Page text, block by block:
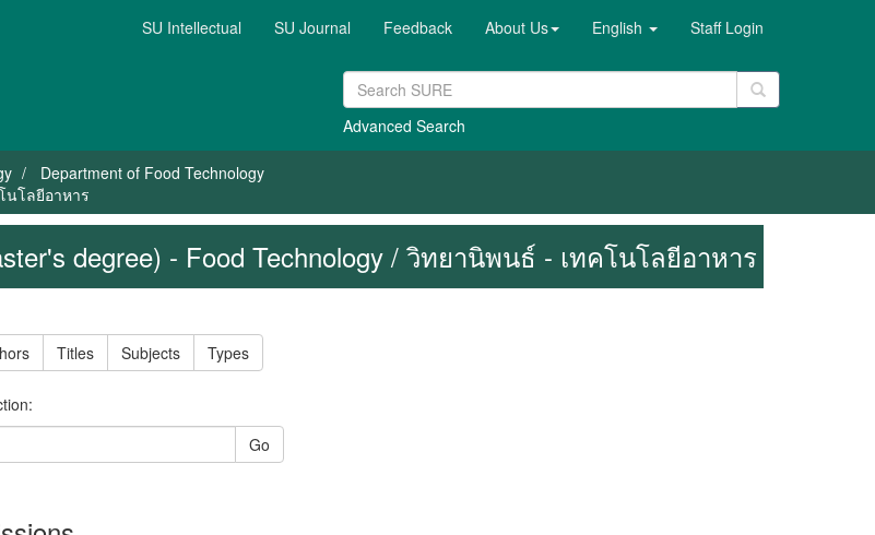
SU Intellectual SU Journal Feedback About Us English Staff Login
Advanced Search
Department of Food Technology
นโลยีอาหาร
degree) - Food Technology / วิทยานิพนธ์ - เทคโนโลยีอาหาร
Titles Subjects Types
Go